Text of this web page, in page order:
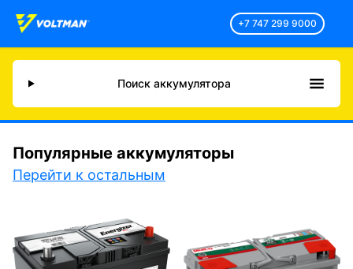
+7 747 299 9000
Поиск аккумулятора
Популярные аккумуляторы
Перейти к остальным